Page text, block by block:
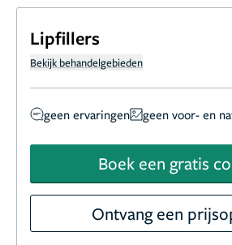
Lipfillers
Bekijk behandelgebieden
geen ervaringen geen voor- en
Boek een gratis
Ontvang een